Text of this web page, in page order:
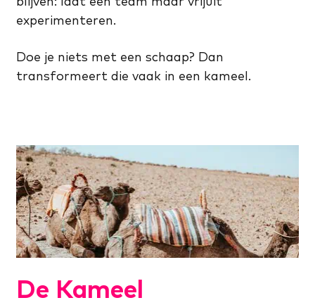
experimenteren.
Doe je niets met een schaap? Dan
transformeert die vaak in een kameel.
De Kameel